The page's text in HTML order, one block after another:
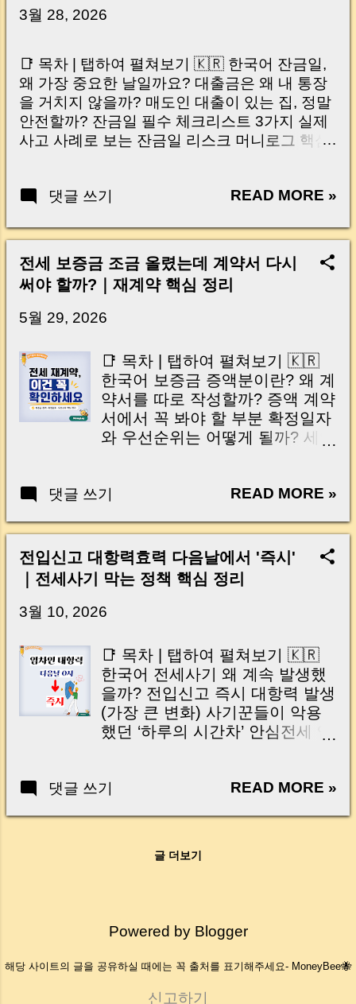
3월 28, 2026
📑 목차 | 탭하여 펼쳐보기 🇰🇷 한국어 잔금일,
왜 가장 중요한 날일까요? 대출금은 왜 내 통장
을 거치지 않을까? 매도인 대출이 있는 집, 정말
안전할까? 잔금일 필수 체크리스트 3가지 실제
사고 사례로 보는 잔금일 리스크 머니로그 핵심
Your Account Is It Safe If the Seller Has a
Real Risks and Mistakes to Avoid MoneyLog
Key Takeaway 혹시 이런 생각 해보신 적 있으
신가요? “잔금일… 그냥 돈 보내고 끝나는 거 아
닌가요?” 하지만 현장에서 보면 전혀 그렇지 않
습니다. 잔금일은 ‘서류 몇 장 처리하는 날’이 아
이는 가장 긴장되는 순간 입니다. 실제로 제가
중개 현장에서 겪었던 일입니다. 금요일 오후 3
시, 이체 한도에 막혀 송금이 멈췄고 그 자리에
서 계약이 무산될 뻔한 아찔한 상황이 있었습니
다. 또 어떤 분은 이렇게 말씀하십니다. “내 대출
인데 왜 내 통장으로 안 들어오죠?” “매도인이 대
사실은 ‘구조’를 몰라서 생기는 걱정입니다. 그래
서 오늘은 잔금일에 실제로 돈이 어떻게 움직이
는지, 왜 사고가 나는지, 그리고 무엇을 꼭 준비
드리겠습니다. 이 글 하나만 제대로 이해하시면,
잔금일이 더 이상 두려운 날이 아니라 “내 집을
Introduction (Tap to expand) Have you ever
댓글 쓰기 READ MORE »
전세 보증금 조금 올렸는데 계약서 다시
써야 할까?｜재계약 핵심 정리
5월 29, 2026
📑 목차 | 탭하여 펼쳐보기 🇰🇷
한국어 보증금 증액분이란? 왜 계
약서를 따로 작성할까? 증액 계약
서에서 꼭 봐야 할 부분 확정일자
와 우선순위는 어떻게 될까? 세입
to open English contents What
Why is a separate contract
written? Important points to
check Priority and fixed date
explained Common tenant
mistakes MoneyLog summary 안
개 현장에서 전세계약을 연장할
때 정말 많이 듣는 질문이 있습니
다. “소장님, 전세 보증금 조금만
올리는데 계약서 다시 써야 돼
요?” “보증금 그대로인데 재계약
서 꼭 작성해야 하나요?” “기존 계
거 아닌가요?” 사실 이런 부분은
처음 계약할 때보다 더 헷갈려하
시는 분들이 많습니다. 계약서를
남겨도 되는지, 확정일자는 다시
중에 보증금 반환이나 우선변제
습니다. 오늘은 실제 임대차계약
서를 예시로 보면서 ‘보증금 증액
댓글 쓰기 READ MORE »
전입신고 대항력효력 다음날에서 '즉시'
｜전세사기 막는 정책 핵심 정리
3월 10, 2026
📑 목차 | 탭하여 펼쳐보기 🇰🇷
한국어 전세사기 왜 계속 발생했
을까? 전입신고 즉시 대항력 발생
(가장 큰 변화) 사기꾼들이 악용
했던 ‘하루의 시간차’ 안심전세 앱
터 시행되나? 정책 일정 정리 전
Why did jeonse fraud keep
registration The one-day
loophole scammers exploited
Checking housing information
Strengthened disclosure duties
댓글 쓰기 READ MORE »
글 더보기
Powered by Blogger
해당 사이트의 글을 공유하실 때에는 꼭 출처를 표기해주세요- MoneyBee🐝
신고하기